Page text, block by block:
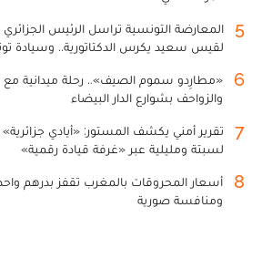
5
المعارضة التونسية تراسل الرئيس
لقيس سعيد يكرس الدكتاتورية.. وسيادة
6
«مطارِدو سموم الصيف».. رحلة ميدانية مع
والزواحف بشوارع الدار البيضاء
7
تقرير أمني يكشف المستور: «أيادي
لسبتة ومليلية عبر «غرفة قيادة رقمية»
8
أسعار المحروقات بالمغرب تقفز بدرهم
ومنافسة صورية